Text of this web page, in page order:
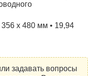
х 480 мм • 19,94
задавать вопросы